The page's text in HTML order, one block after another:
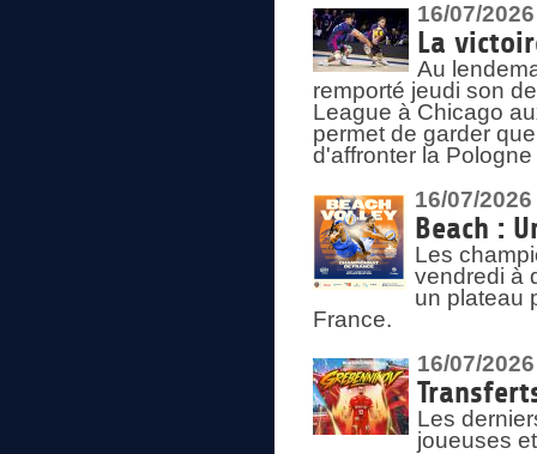
16/07/2026
La
Au
remporté jeudi son
League à Chicago
permet de garder
d'affronter la
16/07/2026
Beach :
Les
vendredi à
un plateau
France.
16/07/2026
Les
joueuses